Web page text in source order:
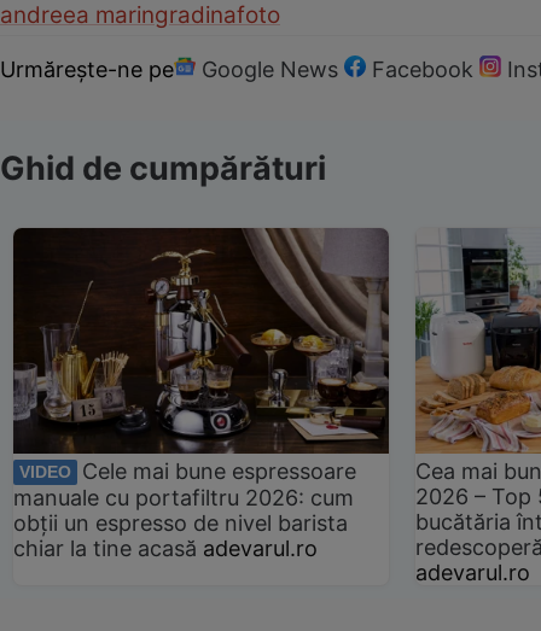
andreea maringradinafoto
Urmărește-ne pe Google News Facebook
Ghid de cumpărături
VIDEO
Cele mai bune espressoare
manuale cu portafiltru 2026: cum
obții un espresso de nivel barista
chiar la tine acasă adevarul.ro
Cea mai
2026 –
bucătăria
adevarul.ro